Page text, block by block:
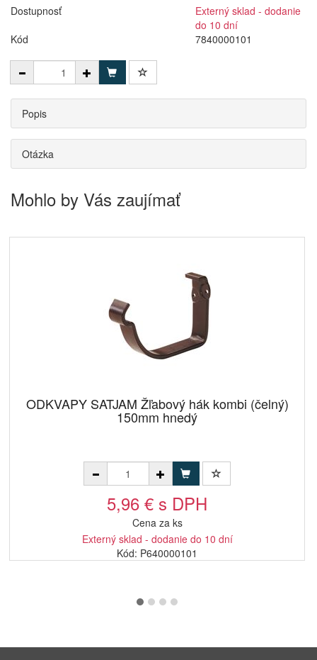
Dostupnosť
Externý sklad - dodanie
do 10 dní
Kód
7840000101
Popis
Otázka
Mohlo by Vás zaujímať
ODKVAPY SATJAM Žľabový hák kombi (čelný)
150mm hnedý
5,96 € s DPH
Cena za ks
Externý sklad - dodanie do 10 dní
Kód: P640000101